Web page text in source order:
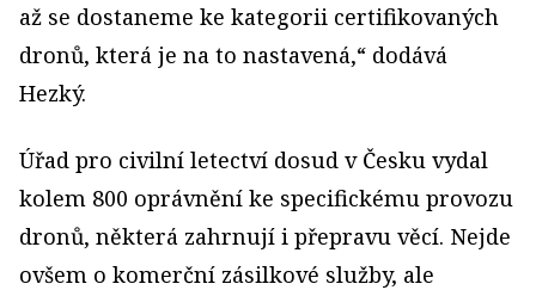
až se dostaneme ke kategorii certifikovaných
dronů, která je na to nastavená,“ dodává
Hezký.
Úřad pro civilní letectví dosud v Česku vydal
kolem 800 oprávnění ke specifickému provozu
dronů, některá zahrnují i přepravu věcí. Nejde
ovšem o komerční zásilkové služby, ale